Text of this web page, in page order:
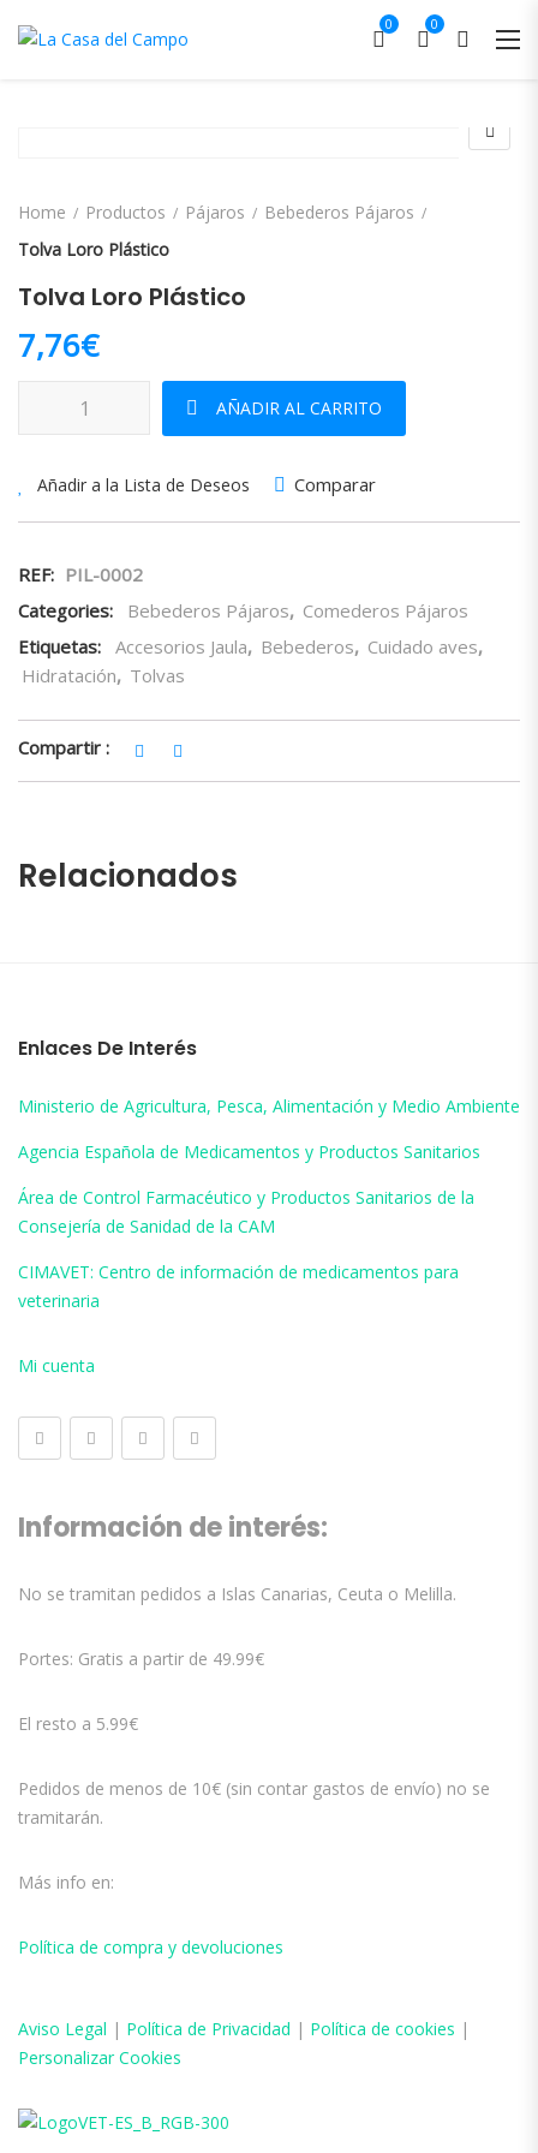
0 0
Home Productos Pájaros
Bebederos Pájaros
Tolva Loro Plástico
Tolva Loro Plástico
7,76€
Tolva Loro Plástico cantidad
AÑADIR AL CARRITO
Añadir a la Lista de Deseos Comparar
REF: PIL-0002
Categories:
Bebederos Pájaros, Comederos Pájaros
Etiquetas: Accesorios Jaula, Bebederos, Cuidado aves,
Hidratación, Tolvas
Compartir :
Relacionados
Enlaces De Interés
Ministerio de Agricultura, Pesca, Alimentación y Medio Ambiente
Agencia Española de Medicamentos y Productos Sanitarios
Área de Control Farmacéutico y Productos Sanitarios de la
Consejería de Sanidad de la CAM
CIMAVET: Centro de información de medicamentos para
veterinaria
Mi cuenta
Información de interés:
No se tramitan pedidos a Islas Canarias, Ceuta o Melilla.
Portes: Gratis a partir de 49.99€
El resto a 5.99€
Pedidos de menos de 10€ (sin contar gastos de envío) no se
tramitarán.
Más info en:
Política de compra y devoluciones
Aviso Legal | Política de Privacidad | Política de cookies |
Personalizar Cookies